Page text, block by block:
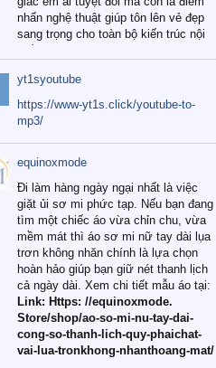
nhấn nghệ thuật giúp tôn lên vẻ đẹp
sang trọng cho toàn bộ kiến trúc nội
Tuy nhiên, giữa thị trường đa dạng
với vô vàn thương hiệu và mẫu mã
như hiện nay, làm thế nào để chọn
được những bộ chăn ga gối đệm cao
cấp thực sự chất lượng, phù hợp với
khí hậu và nhu cầu sử dụng của gia
đình? Hãy cùng chúng tôi đi tìm lời
giải đáp chi tiết qua bài viết dưới đây.
1. Tại sao các gia đình hiện đại lại ưa
chuộng chăn ga gối đệm cao cấp?
Khác với các dòng sản phẩm thông
thường, những bộ chăn ga gối đệm
cao cấp trải qua quy trình sản xuất
nghiêm ngặt từ khâu chọn lọc nguyên
liệu tự nhiên đến công nghệ dệt
nhuộm hiện đại không chứa hóa chất
yt1syoutube
https://www-yt1s.click/youtube-to-
mp3/
equinoxmode
Đi làm hàng ngày ngại nhất là việc
giặt ủi sơ mi phức tạp. Nếu bạn đang
tìm một chiếc áo vừa chỉn chu, vừa
mềm mát thì áo sơ mi nữ tay dài lụa
trơn không nhăn chính là lựa chọn
hoàn hảo giúp bạn giữ nét thanh lịch
cả ngày dài. Xem chi tiết mẫu áo tại:
Link: Https: //equinoxmode.
Store/shop/ao-so-mi-nu-tay-dai-
cong-so-thanh-lich-quy-phaichat-
vai-lua-tronkhong-nhanthoang-mat/